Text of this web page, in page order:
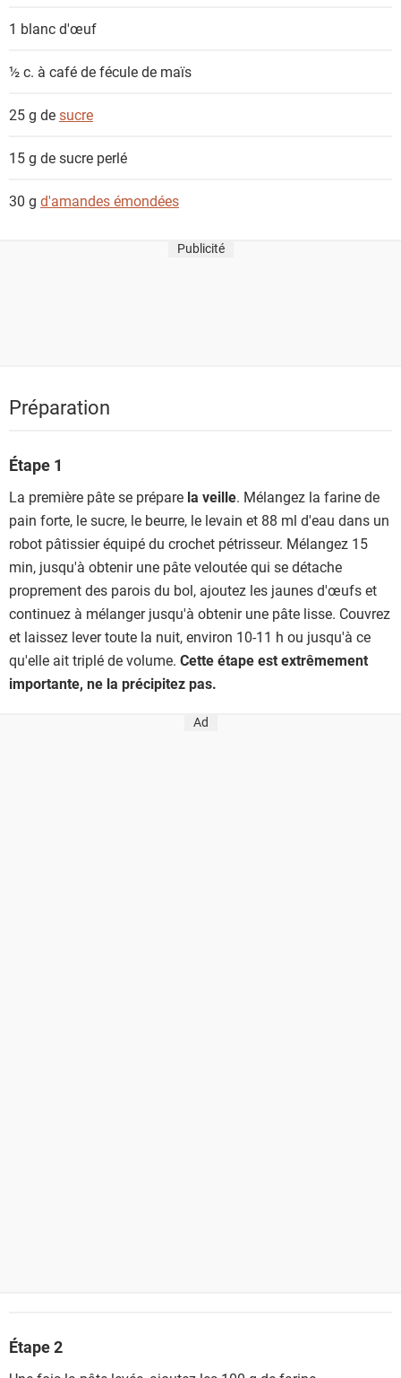
1 blanc d'œuf
½ c. à café defécule de maïs
25 g desucre
15 g desucre perlé
30 g d'amandes émondées
Publicité
Préparation
Étape 1
La première pâte se prépare la veille. Mélangez la farine de
pain forte, le sucre, le beurre, le levain et 88 ml d'eau dans un
robot pâtissier équipé du crochet pétrisseur. Mélangez 15
min, jusqu'à obtenir une pâte veloutée qui se détache
proprement des parois du bol, ajoutez les jaunes d'œufs et
continuez à mélanger jusqu'à obtenir une pâte lisse. Couvrez
et laissez lever toute la nuit, environ 10-11 h ou jusqu'à ce
qu'elle ait triplé de volume. Cette étape est extrêmement
importante, ne la précipitez pas.
Ad
Étape 2